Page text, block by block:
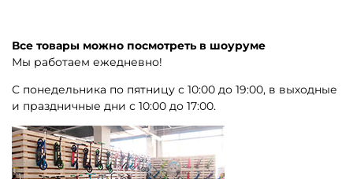
Все товары можно посмотреть в шоуруме
Мы работаем ежедневно!
С понедельника по пятницу с 10:00 до 19:00, в выходные
и праздничные дни с 10:00 до 17:00.